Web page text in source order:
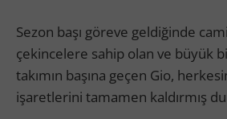
Sezon başı göreve geldiğinde
çekincelere sahip olan ve büyük
takımın başına geçen Gio,
işaretlerini tamamen kaldırmış